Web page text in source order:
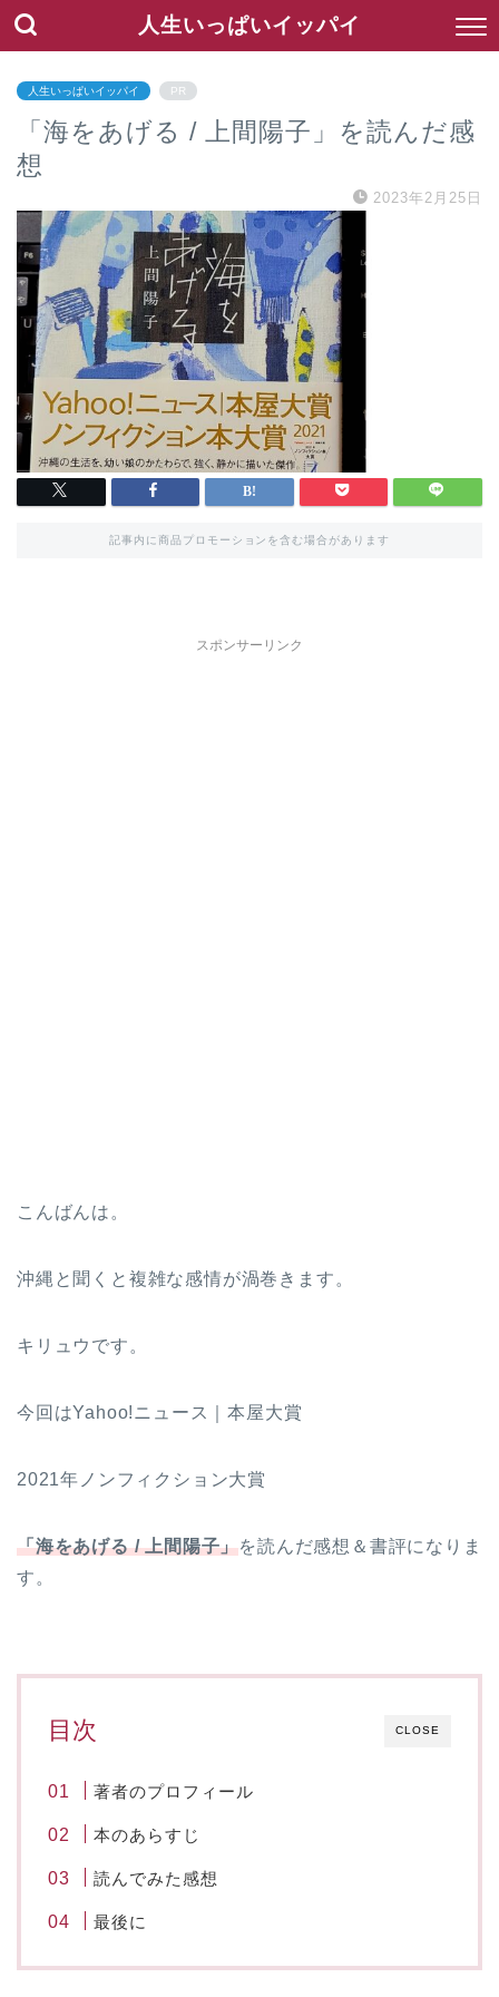
人生いっぱいイッパイ
人生いっぱいイッパイ PR
「海をあげる / 上間陽子」を読んだ感
想
2023年2月25日
記事内に商品プロモーションを含む場合があります
スポンサーリンク
こんばんは。
沖縄と聞くと複雑な感情が渦巻きます。
キリュウです。
今回はYahoo!ニュース｜本屋大賞
2021年ノンフィクション大賞
「海をあげる / 上間陽子」を読んだ感想＆書評になりま
す。
CLOSE
目次
著者のプロフィール
本のあらすじ
読んでみた感想
最後に